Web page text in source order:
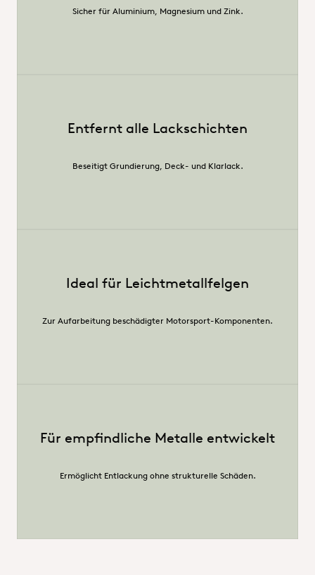
Sicher für Aluminium, Magnesium und Zink.
Entfernt alle Lackschichten
Beseitigt Grundierung, Deck- und Klarlack.
Ideal für Leichtmetallfelgen
Zur Aufarbeitung beschädigter Motorsport-Komponenten.
Für empfindliche Metalle entwickelt
Ermöglicht Entlackung ohne strukturelle Schäden.